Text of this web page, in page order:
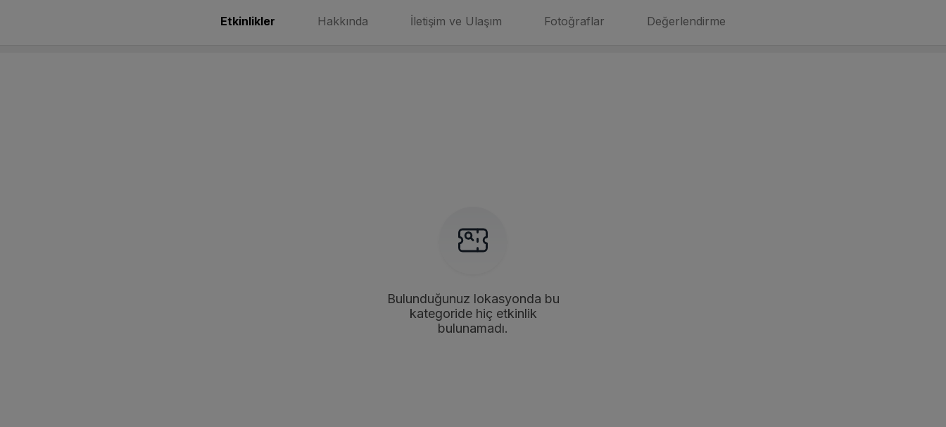
Etkinlikler Hakkında İletişim ve Ulaşım Fotoğraflar Değerlendirme
Bulunduğunuz lokasyonda bu
kategoride hiç etkinlik
bulunamadı.